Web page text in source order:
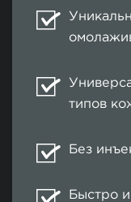
типов
Без
Быстро